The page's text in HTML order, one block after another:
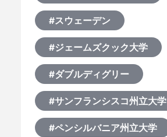
#スウェーデン
#ジェームズクック大学
#ダブルディグリー
#サンフランシスコ州立大学
#ペンシルバニア州立大学